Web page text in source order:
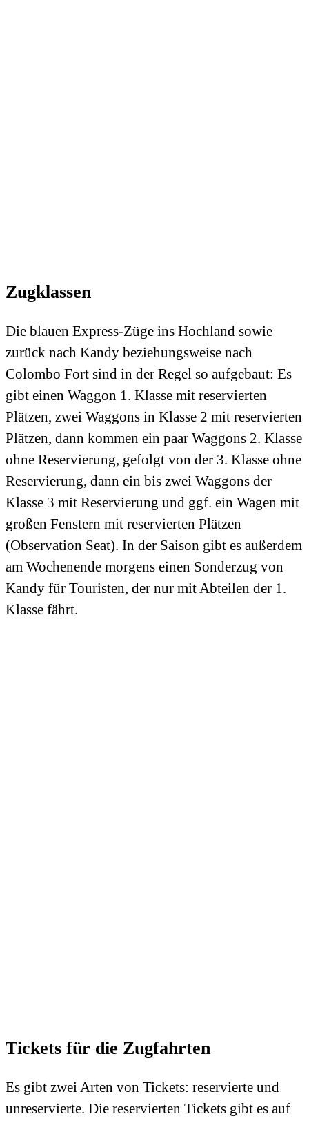
Zugklassen
Die blauen Express-Züge ins Hochland sowie
zurück nach Kandy beziehungsweise nach
Colombo Fort sind in der Regel so aufgebaut: Es
gibt einen Waggon 1. Klasse mit reservierten
Plätzen, zwei Waggons in Klasse 2 mit reservierten
Plätzen, dann kommen ein paar Waggons 2. Klasse
ohne Reservierung, gefolgt von der 3. Klasse ohne
Reservierung, dann ein bis zwei Waggons der
Klasse 3 mit Reservierung und ggf. ein Wagen mit
großen Fenstern mit reservierten Plätzen
(Observation Seat). In der Saison gibt es außerdem
am Wochenende morgens einen Sonderzug von
Kandy für Touristen, der nur mit Abteilen der 1.
Klasse fährt.
Tickets für die Zugfahrten
Es gibt zwei Arten von Tickets: reservierte und
unreservierte. Die reservierten Tickets gibt es auf